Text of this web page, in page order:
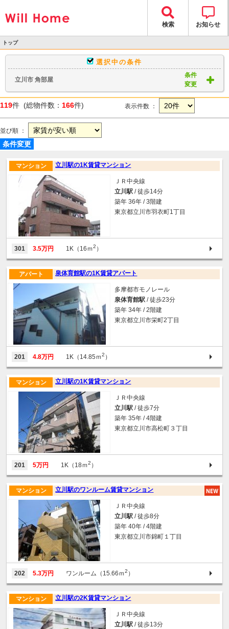
検索 お知らせ
トップ
物件検索
> 物件一覧
選択中の条件
立川市 角部屋
条件
変更
119件 (総物件数： 166件) 表示件数 ：
並び順 ：
条件変更
立川駅の1K賃貸マンション
マンション
ＪＲ中央線
立川駅 / 徒歩14分
築年 36年 / 3階建
東京都立川市羽衣町1丁目
301 3.5万円 1K（16ｍ2 ）
泉体育館駅の1K賃貸アパート
アパート
多摩都市モノレール
泉体育館駅 / 徒歩23分
築年 34年 / 2階建
東京都立川市栄町2丁目
201 4.8万円 1K（14.85ｍ2 ）
立川駅の1K賃貸マンション
マンション
ＪＲ中央線
立川駅 / 徒歩7分
築年 35年 / 4階建
東京都立川市高松町３丁目
201 5万円 1K（18ｍ2 ）
立川駅のワンルーム賃貸マンション
マンション
ＪＲ中央線
立川駅 / 徒歩8分
築年 40年 / 4階建
東京都立川市錦町１丁目
202 5.3万円 ワンルーム（15.66ｍ2 ）
立川駅の2K賃貸マンション
マンション
ＪＲ中央線
立川駅 / 徒歩13分